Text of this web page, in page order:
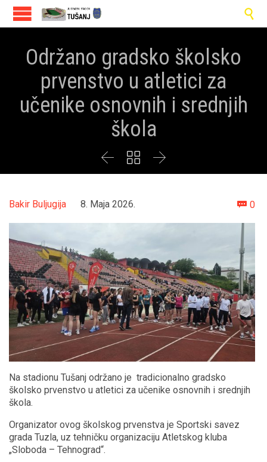

Održano gradsko školsko
prvenstvo u atletici za
učenike osnovnih i srednjih
škola
  
Bakir Buljugija 8. Maja 2026.  0
Na stadionu Tušanj održano je tradicionalno gradsko
školsko prvenstvo u atletici za učenike osnovnih i srednjih
škola.
Organizator ovog školskog prvenstva je Sportski savez
grada Tuzla, uz tehničku organizaciju Atletskog kluba
„Sloboda – Tehnograd“.